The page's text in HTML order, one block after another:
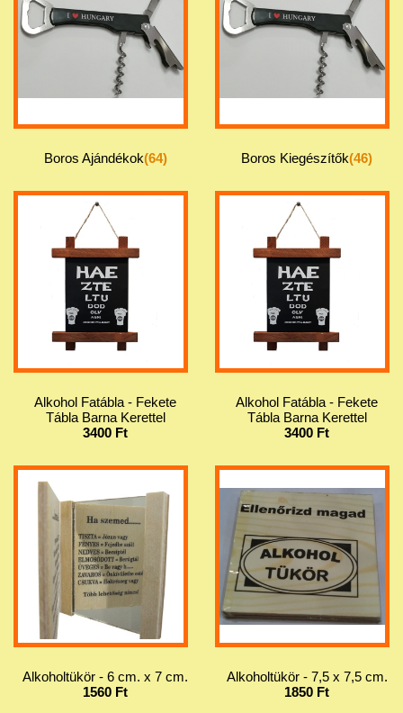
Boros Ajándékok(64) Boros Kiegészítők(46)
Alkohol Fatábla - Fekete
Tábla Barna Kerettel
3400 Ft
Alkohol Fatábla - Fekete
Tábla Barna Kerettel
3400 Ft
Alkoholtükör - 6 cm. x 7 cm.
1560 Ft
Alkoholtükör - 7,5 x 7,5 cm.
1850 Ft